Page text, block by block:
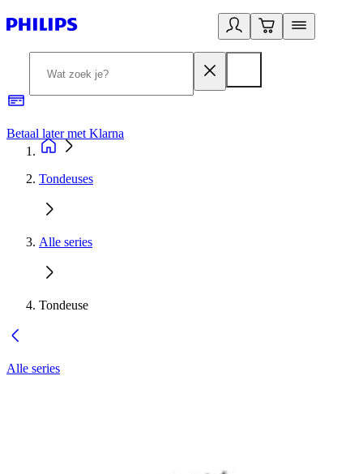
Betaal later met Klarna
Tondeuses
Alle series
Tondeuse
Alle series